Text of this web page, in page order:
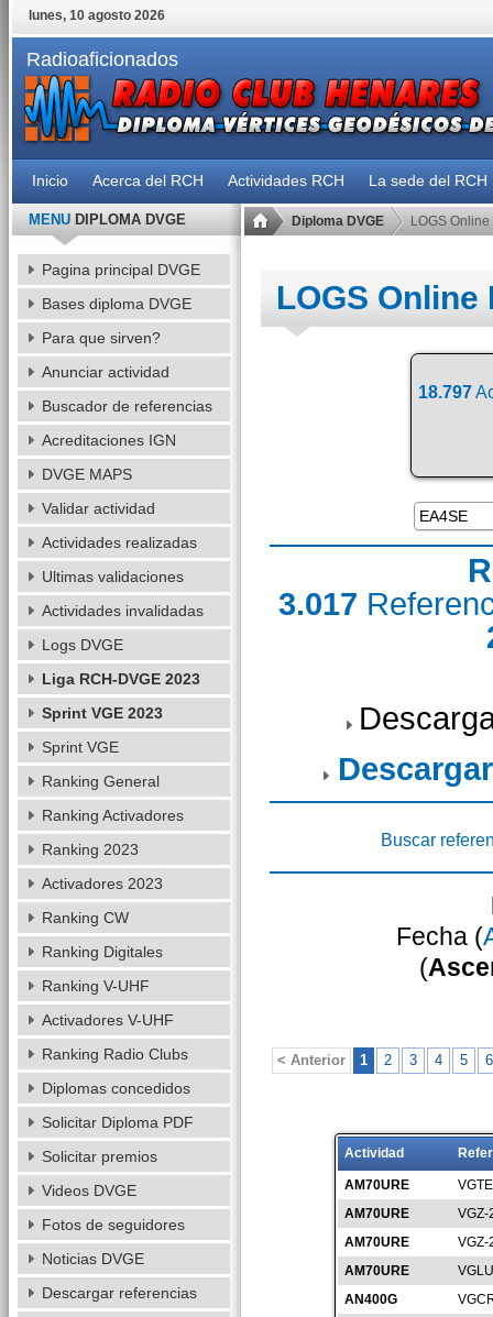
lunes, 10 agosto 2026
Radioaficionados
Inicio Acerca del RCH Actividades RCH La sede del RCH
Diploma DVGE LOGS Online
LOGS Online
18.797
3.017
Buscar
Fecha (
(
< Anterior 1 2 3 4 5 6
Actividad
AM70URE
AM70URE
VGZ-
AM70URE
VGZ-
AM70URE
AN400G
MENUDIPLOMA DVGE
Pagina principal DVGE
Bases diploma DVGE
Para que sirven?
Anunciar actividad
Buscador de referencias
Acreditaciones IGN
DVGE MAPS
Validar actividad
Actividades realizadas
Ultimas validaciones
Actividades invalidadas
Logs DVGE
Liga RCH-DVGE 2023
Sprint VGE 2023
Sprint VGE
Ranking General
Ranking Activadores
Ranking 2023
Activadores 2023
Ranking CW
Ranking Digitales
Ranking V-UHF
Activadores V-UHF
Ranking Radio Clubs
Diplomas concedidos
Solicitar Diploma PDF
Solicitar premios
Videos DVGE
Fotos de seguidores
Noticias DVGE
Descargar referencias